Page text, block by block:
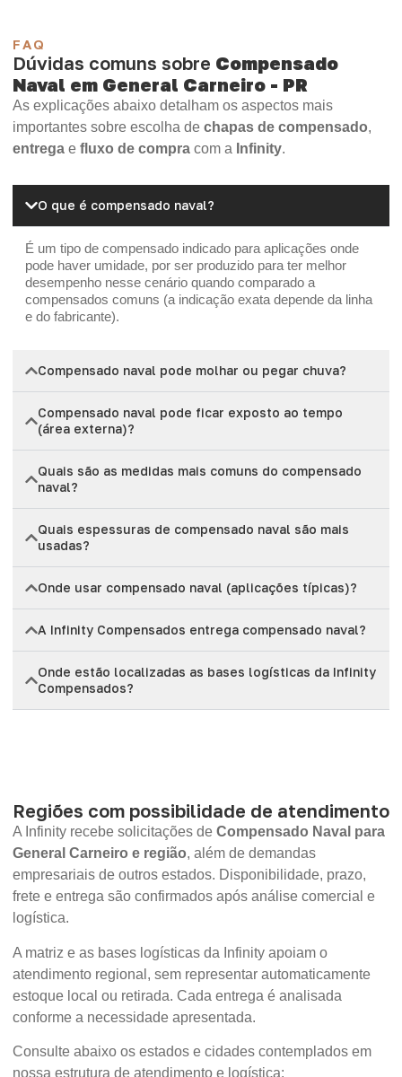
FAQ
Dúvidas comuns sobre Compensado
Naval em General Carneiro - PR
As explicações abaixo detalham os aspectos mais
importantes sobre escolha de chapas de compensado,
entrega e fluxo de compra com a Infinity.
O que é compensado naval?
É um tipo de compensado indicado para aplicações onde
pode haver umidade, por ser produzido para ter melhor
desempenho nesse cenário quando comparado a
compensados comuns (a indicação exata depende da linha
e do fabricante).
Compensado naval pode molhar ou pegar chuva?
Compensado naval pode ficar exposto ao tempo
(área externa)?
Quais são as medidas mais comuns do compensado
naval?
Quais espessuras de compensado naval são mais
usadas?
Onde usar compensado naval (aplicações típicas)?
A Infinity Compensados entrega compensado naval?
Onde estão localizadas as bases logísticas da Infinity
Compensados?
Regiões com possibilidade de atendimento
A Infinity recebe solicitações de Compensado Naval para
General Carneiro e região, além de demandas
empresariais de outros estados. Disponibilidade, prazo,
frete e entrega são confirmados após análise comercial e
logística.
A matriz e as bases logísticas da Infinity apoiam o
atendimento regional, sem representar automaticamente
estoque local ou retirada. Cada entrega é analisada
conforme a necessidade apresentada.
Consulte abaixo os estados e cidades contemplados em
nossa estrutura de atendimento e logística: